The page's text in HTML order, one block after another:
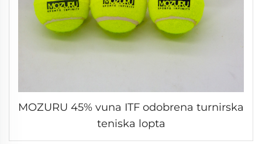
MOZURU 45% vuna ITF odobrena turnirska
teniska lopta